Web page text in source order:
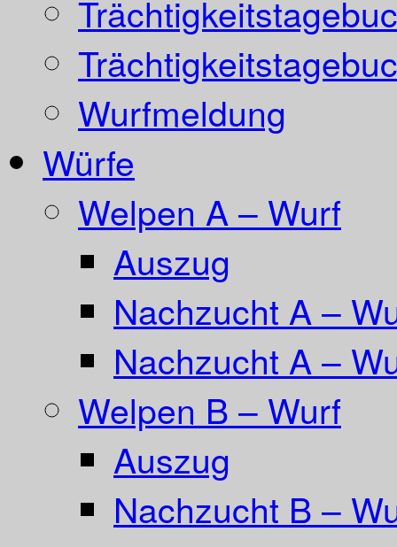
Wurfmeldung
Würfe
Welpen A – Wurf
Auszug
Nachzucht A –
Nachzucht A –
Welpen B – Wurf
Auszug
Nachzucht B –